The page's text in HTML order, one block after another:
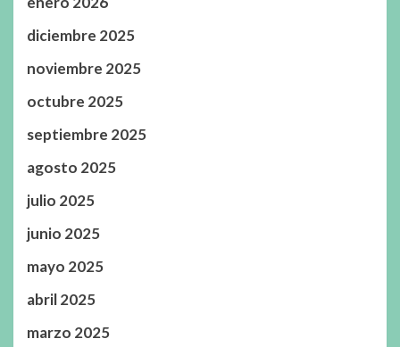
diciembre 2025
noviembre 2025
octubre 2025
septiembre 2025
agosto 2025
julio 2025
junio 2025
mayo 2025
abril 2025
marzo 2025